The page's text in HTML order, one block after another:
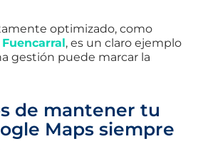
optimizado, como
, es un claro ejemplo
gestión puede marcar la
de mantener tu
Maps siempre